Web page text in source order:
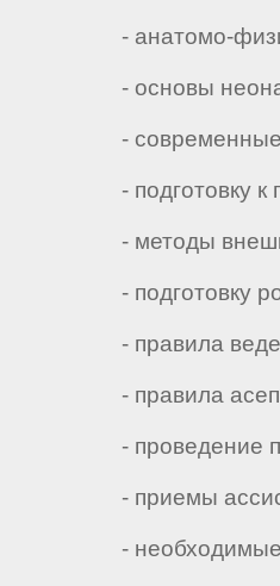
- анатомо-
- основы
- современные
- подготовку к
- методы
- подготовку
- правила
- правила
- проведение
- приемы
- необходимые